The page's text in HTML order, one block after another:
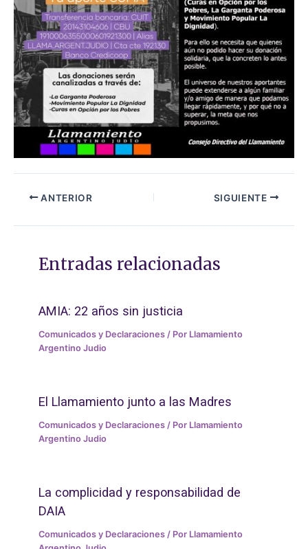
ANTERIOR SIGUIENTE
Entradas relacionadas
AMIA: 22 años sin justicia
Comunicados y Declaraciones / Por Llamamiento
Argentino Judio
El Llamamiento junto a las Madres
Comunicados y Declaraciones / Por Llamamiento
Argentino Judio
La complicidad y responsabilidad de
DAIA
Comunicados y Declaraciones / Por Llamamiento